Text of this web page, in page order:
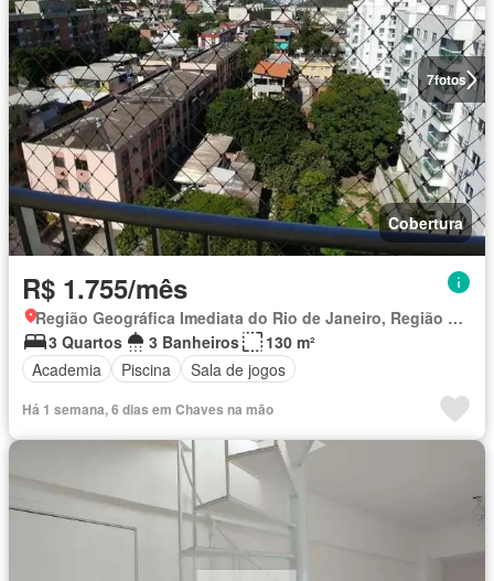
7fotos
Cobertura
R$ 1.755/mês
Região Geográfica Imediata do Rio de Janeiro, Região Metropolitana do Rio de Janeiro
3 Quartos
3 Banheiros
130 m²
Academia
Piscina Sala de jogos
Há 1 semana, 6 dias em Chaves na mão